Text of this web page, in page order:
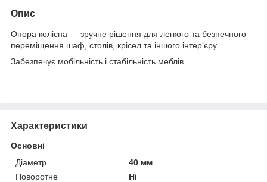
Опис
Опора колісна — зручне рішення для легкого та безпечного
переміщення шаф, столів, крісел та іншого інтер’єру.
Забезпечує мобільність і стабільність меблів.
Характеристики
Основні
Діаметр
40 мм
Поворотне
Ні